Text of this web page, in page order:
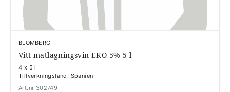
BLOMBERG
Vitt matlagningsvin EKO 5% 5 l
4 x 5 l
Tillverkningsland: Spanien
Art.nr 302749